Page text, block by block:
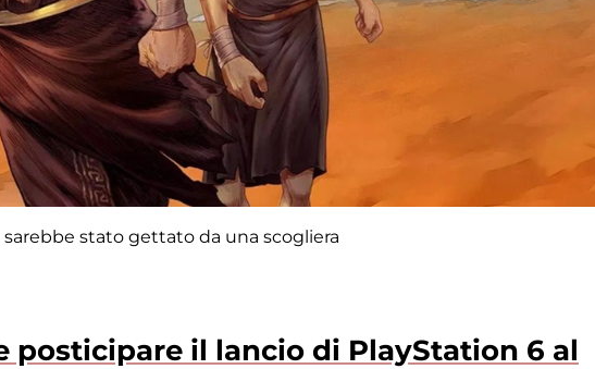
stato gettato da una scogliera
posticipare il lancio di PlayStation 6 al